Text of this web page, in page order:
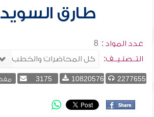
طارق
عدد المواد : 8
التــصنـيــف:
2277655
10820576
3175